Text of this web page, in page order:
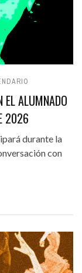
EL ALUMNADO
2026
durante la
con